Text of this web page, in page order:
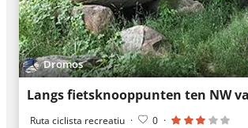
Dromos
Ruta ciclista recreatiu · 0 ·